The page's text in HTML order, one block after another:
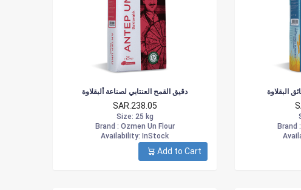
دقيق القمح العنتابي لصناعة ألبقلاوة
SAR.238.05
Size: 25 kg
Brand : Ozmen Un Flour
Availability: InStock
Add to Cart
البقلاوة
Brand :